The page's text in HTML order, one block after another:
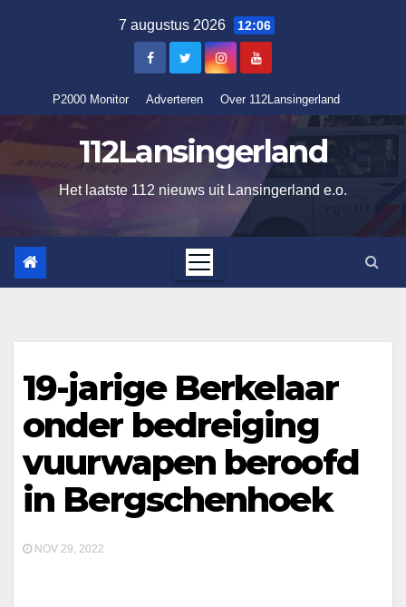
7 augustus 2026 12:06
P2000 Monitor Adverteren Over 112Lansingerland
112Lansingerland
Het laatste 112 nieuws uit Lansingerland e.o.
19-jarige Berkelaar
onder bedreiging
vuurwapen beroofd
in Bergschenhoek
NOV 29, 2022